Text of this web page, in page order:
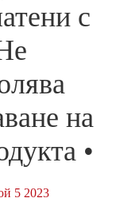
с
на
•
5 2023